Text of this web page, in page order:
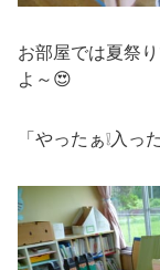
お部屋では夏祭
よ～😍
「やったぁ❕入っ